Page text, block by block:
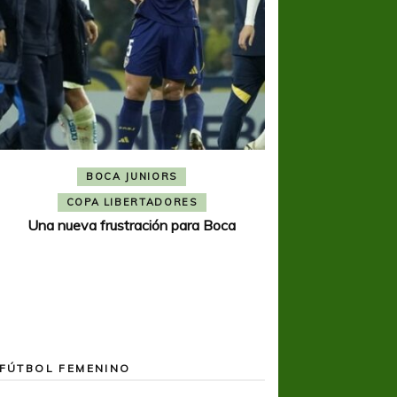
BOCA JUNIORS
COPA LIBERTADORES
Una nueva frustración para Boca
FÚTBOL FEMENINO